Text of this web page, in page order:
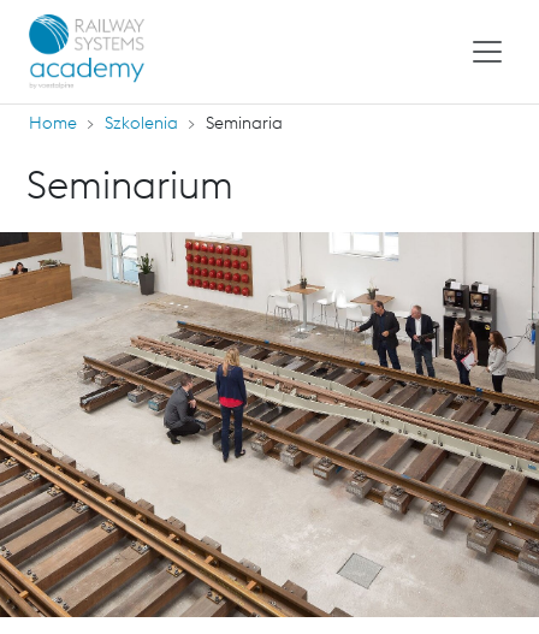
Home Szkolenia Seminaria
Seminarium